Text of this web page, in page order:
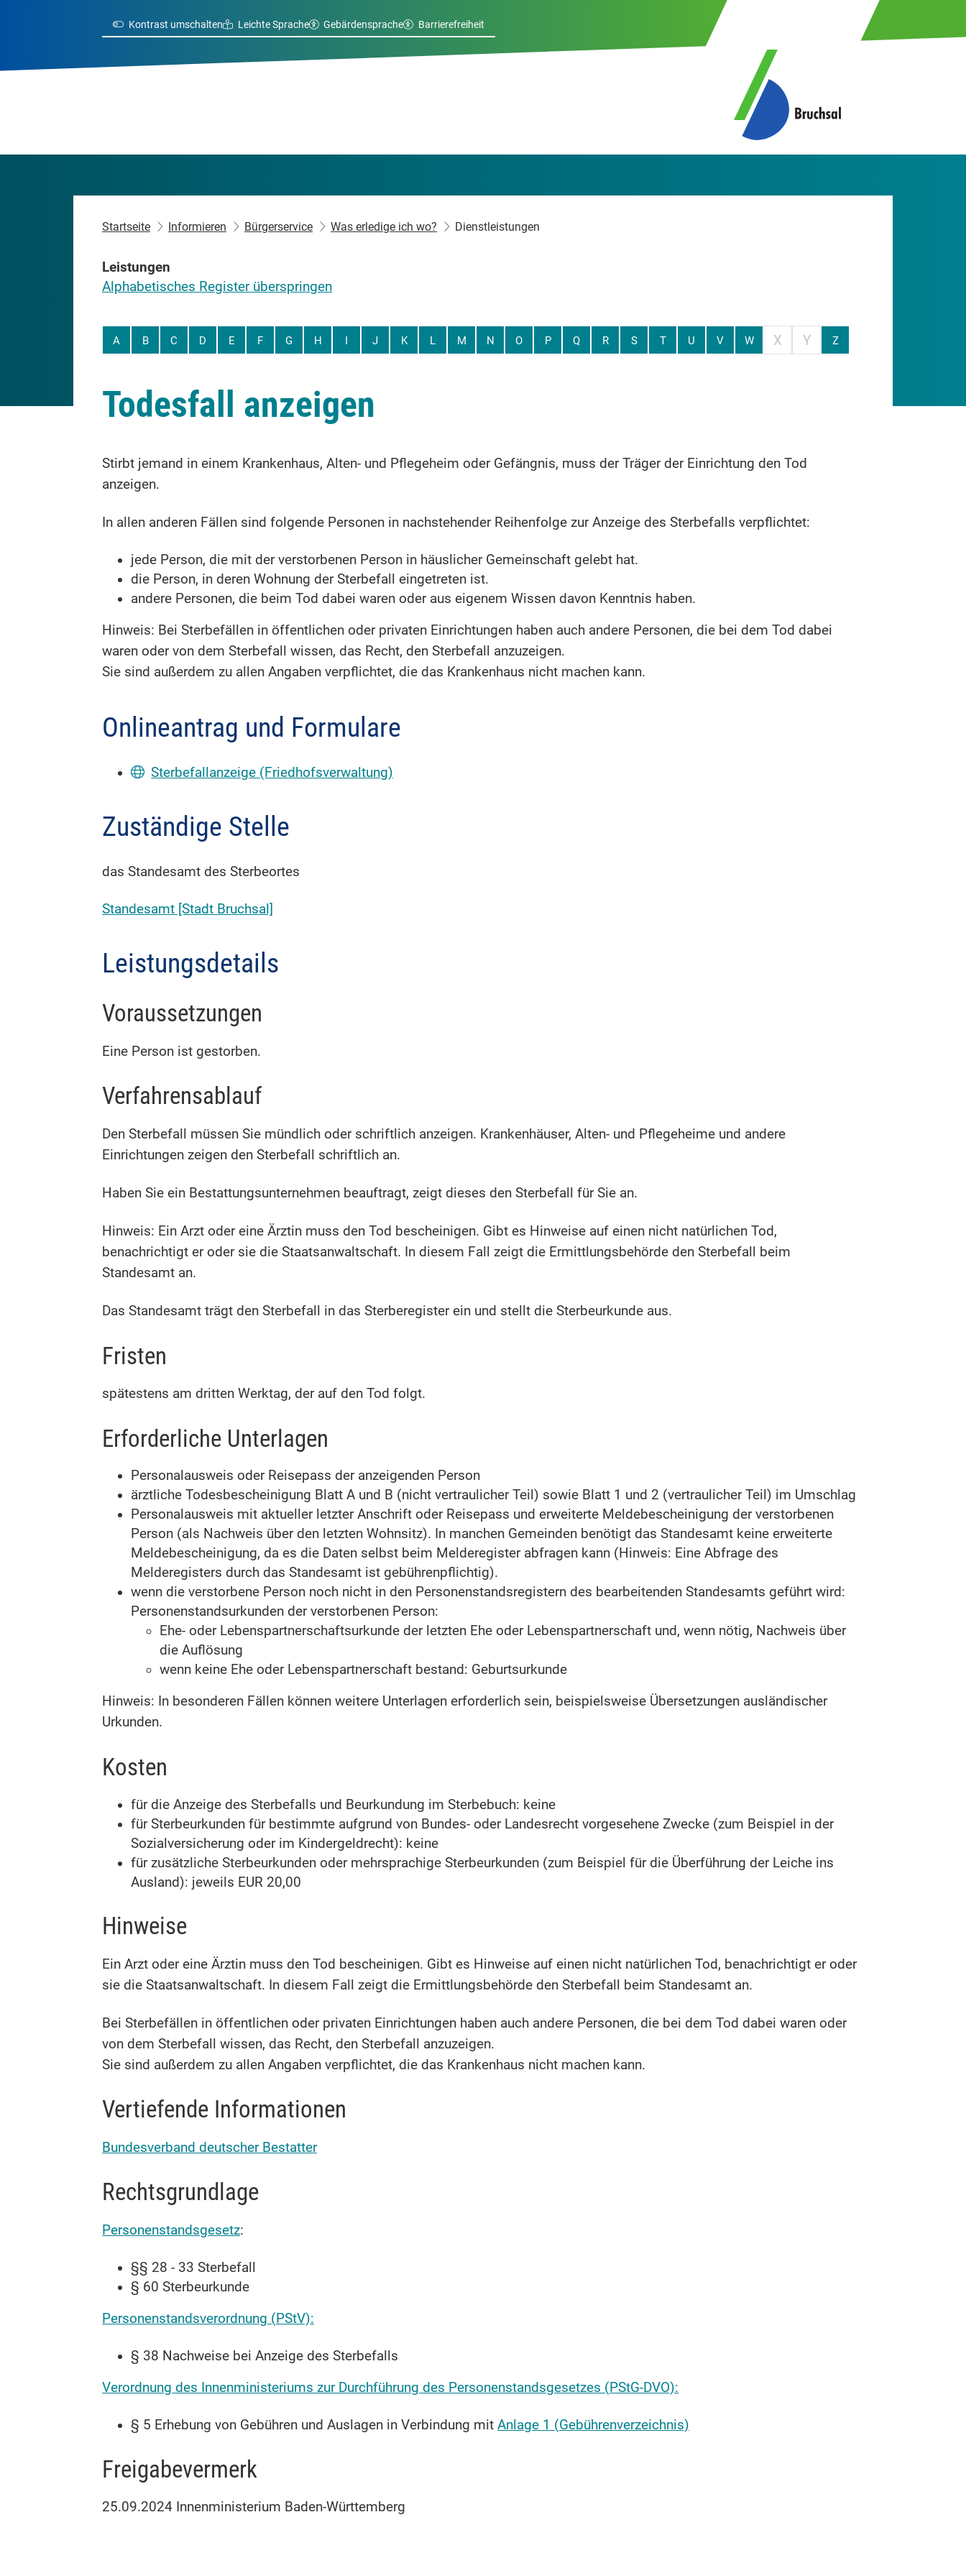
Kontrast umschalten Leichte Sprache Gebärdensprache Barrierefreiheit
Startseite Informieren Bürgerservice Was erledige ich wo? Dienstleistungen
Leistungen
Alphabetisches Register überspringen
A B C D E F G H I J K L M N O P Q R S T U V W X Y Z
Todesfall anzeigen
Stirbt jemand in einem Krankenhaus, Alten- und Pflegeheim oder Gefängnis, muss der Träger der Einrichtung den Tod
anzeigen.
In allen anderen Fällen sind folgende Personen in nachstehender Reihenfolge zur Anzeige des Sterbefalls verpflichtet:
jede Person, die mit der verstorbenen Person in häuslicher Gemeinschaft gelebt hat.
die Person, in deren Wohnung der Sterbefall eingetreten ist.
andere Personen, die beim Tod dabei waren oder aus eigenem Wissen davon Kenntnis haben.
Hinweis: Bei Sterbefällen in öffentlichen oder privaten Einrichtungen haben auch andere Personen, die bei dem Tod dabei
waren oder von dem Sterbefall wissen, das Recht, den Sterbefall anzuzeigen.
Sie sind außerdem zu allen Angaben verpflichtet, die das Krankenhaus nicht machen kann.
Onlineantrag und Formulare
Sterbefallanzeige (Friedhofsverwaltung)
Zuständige Stelle
das Standesamt des Sterbeortes
Standesamt [Stadt Bruchsal]
Leistungsdetails
Voraussetzungen
Eine Person ist gestorben.
Verfahrensablauf
Den Sterbefall müssen Sie mündlich oder schriftlich anzeigen. Krankenhäuser, Alten- und Pflegeheime und andere
Einrichtungen zeigen den Sterbefall schriftlich an.
Haben Sie ein Bestattungsunternehmen beauftragt, zeigt dieses den Sterbefall für Sie an.
Hinweis: Ein Arzt oder eine Ärztin muss den Tod bescheinigen. Gibt es Hinweise auf einen nicht natürlichen Tod,
benachrichtigt er oder sie die Staatsanwaltschaft. In diesem Fall zeigt die Ermittlungsbehörde den Sterbefall beim
Standesamt an.
Das Standesamt trägt den Sterbefall in das Sterberegister ein und stellt die Sterbeurkunde aus.
Fristen
spätestens am dritten Werktag, der auf den Tod folgt.
Erforderliche Unterlagen
Personalausweis oder Reisepass der anzeigenden Person
ärztliche Todesbescheinigung Blatt A und B (nicht vertraulicher Teil) sowie Blatt 1 und 2 (vertraulicher Teil) im Umschlag
Personalausweis mit aktueller letzter Anschrift oder Reisepass und erweiterte Meldebescheinigung der verstorbenen
Person (als Nachweis über den letzten Wohnsitz). In manchen Gemeinden benötigt das Standesamt keine erweiterte
Meldebescheinigung, da es die Daten selbst beim Melderegister abfragen kann (Hinweis: Eine Abfrage des
Melderegisters durch das Standesamt ist gebührenpflichtig).
wenn die verstorbene Person noch nicht in den Personenstandsregistern des bearbeitenden Standesamts geführt wird:
Personenstandsurkunden der verstorbenen Person:
Ehe- oder Lebenspartnerschaftsurkunde der letzten Ehe oder Lebenspartnerschaft und, wenn nötig, Nachweis über
die Auflösung
wenn keine Ehe oder Lebenspartnerschaft bestand: Geburtsurkunde
Hinweis: In besonderen Fällen können weitere Unterlagen erforderlich sein, beispielsweise Übersetzungen ausländischer
Urkunden.
Kosten
für die Anzeige des Sterbefalls und Beurkundung im Sterbebuch: keine
für Sterbeurkunden für bestimmte aufgrund von Bundes- oder Landesrecht vorgesehene Zwecke (zum Beispiel in der
Sozialversicherung oder im Kindergeldrecht): keine
für zusätzliche Sterbeurkunden oder mehrsprachige Sterbeurkunden (zum Beispiel für die Überführung der Leiche ins
Ausland): jeweils EUR 20,00
Hinweise
Ein Arzt oder eine Ärztin muss den Tod bescheinigen. Gibt es Hinweise auf einen nicht natürlichen Tod, benachrichtigt er oder
sie die Staatsanwaltschaft. In diesem Fall zeigt die Ermittlungsbehörde den Sterbefall beim Standesamt an.
Bei Sterbefällen in öffentlichen oder privaten Einrichtungen haben auch andere Personen, die bei dem Tod dabei waren oder
von dem Sterbefall wissen, das Recht, den Sterbefall anzuzeigen.
Sie sind außerdem zu allen Angaben verpflichtet, die das Krankenhaus nicht machen kann.
Vertiefende Informationen
Bundesverband deutscher Bestatter
Rechtsgrundlage
Personenstandsgesetz:
§§ 28 - 33 Sterbefall
§ 60 Sterbeurkunde
Personenstandsverordnung (PStV):
§ 38 Nachweise bei Anzeige des Sterbefalls
Verordnung des Innenministeriums zur Durchführung des Personenstandsgesetzes (PStG-DVO):
§ 5 Erhebung von Gebühren und Auslagen in Verbindung mit Anlage 1 (Gebührenverzeichnis)
Freigabevermerk
25.09.2024 Innenministerium Baden-Württemberg